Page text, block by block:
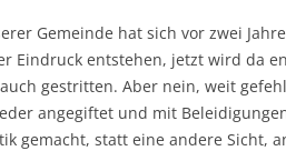
Gemeinde hat sich vor zwei
Eindruck entstehen, jetzt wird da
gestritten. Aber nein, weit
angegiftet und mit
gemacht, statt eine andere Sicht,